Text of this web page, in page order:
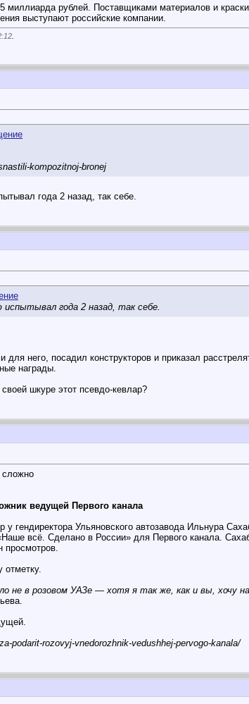
миллиарда рублей. Поставщиками материалов и
выступают российские компании.
kompozitnoj-bronej
года 2 назад, так себе.
года 2 назад, так себе.
него, посадил конструкторов и приказал
награды.
шкуре этот псевдо-кевлар?
сложно
ведущей Первого канала
гендиректора Ульяновского автозавода Ильнура
всё. Сделано в России» для Первого канала.
просмотров.
отметку.
не в розовом УАЗе — хотя я так же, как и вы, хочу
podarit-rozovyj-vnedorozhnik-vedushhej-pervogo-kanala/